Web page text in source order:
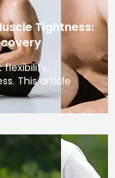
Tightness:
This article